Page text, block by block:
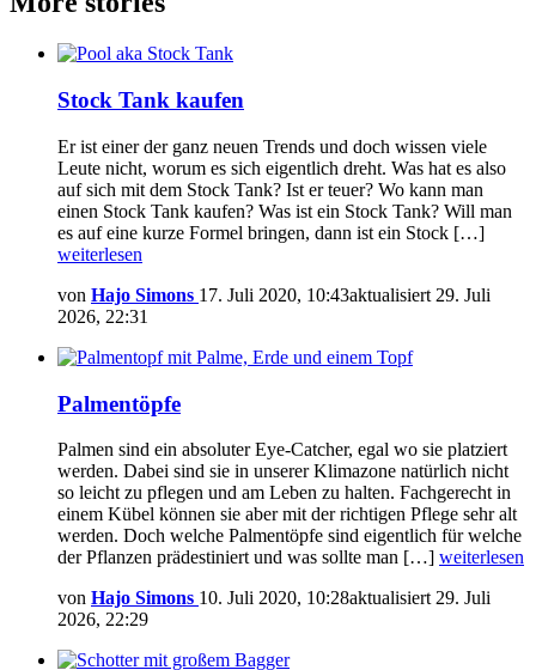
Stock Tank kaufen
Er ist einer der ganz neuen Trends und doch wissen viele
Leute nicht, worum es sich eigentlich dreht. Was hat es also
auf sich mit dem Stock Tank? Ist er teuer? Wo kann man
einen Stock Tank kaufen? Was ist ein Stock Tank? Will man
es auf eine kurze Formel bringen, dann ist ein Stock […]
weiterlesen
von Hajo Simons 17. Juli 2020, 10:43aktualisiert 29. Juli
2026, 22:31
Palmentöpfe
Palmen sind ein absoluter Eye-Catcher, egal wo sie platziert
werden. Dabei sind sie in unserer Klimazone natürlich nicht
so leicht zu pflegen und am Leben zu halten. Fachgerecht in
einem Kübel können sie aber mit der richtigen Pflege sehr alt
werden. Doch welche Palmentöpfe sind eigentlich für welche
der Pflanzen prädestiniert und was sollte man […] weiterlesen
von Hajo Simons 10. Juli 2020, 10:28aktualisiert 29. Juli
2026, 22:29